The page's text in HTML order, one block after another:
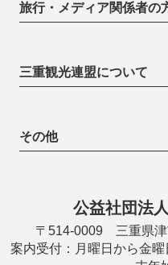
旅行・メディア関係者の
三重観光連盟について
その他
公益社団法
〒514-0009 三重県
案内受付：月曜日から金